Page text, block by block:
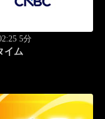
5分
イム